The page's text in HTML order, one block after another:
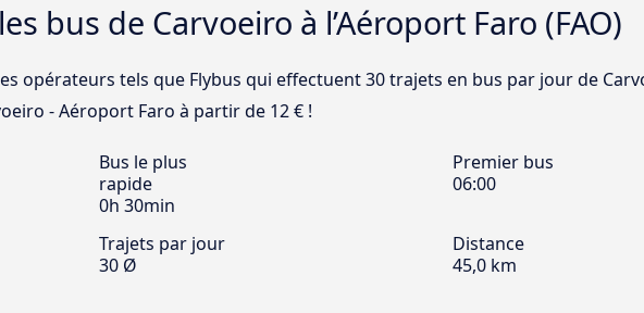
bus de Carvoeiro à l’Aéroport Faro (FAO)
opérateurs tels que Flybus qui effectuent 30 trajets en bus par jour de
- Aéroport Faro à partir de 12 € !
Bus le plus
rapide
0h 30min
Premier bus
06:00
Trajets par jour
30 Ø
Distance
45,0 km